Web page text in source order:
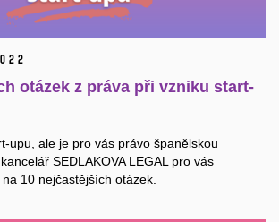
otázek z práva při vzniku start-
upu, ale je pro vás právo španělskou
SEDLAKOVA LEGAL pro vás
10 nejčastějších otázek.